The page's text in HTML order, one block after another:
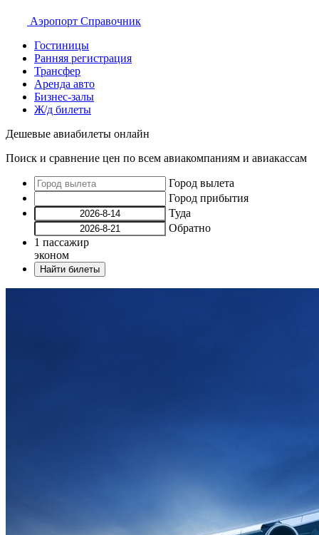
Аэропорт Справочник
Гостиницы
Ранняя регистрация
Трансфер
Аренда авто
Бизнес-залы
Ж/д билеты
Дешевые авиабилеты онлайн
Поиск и сравнение цен по всем авиакомпаниям и авиакассам
Город вылета
Город прибытия
Туда
Обратно
1 пассажир
эконом
Найти билеты